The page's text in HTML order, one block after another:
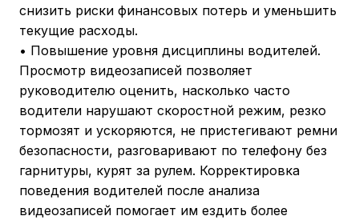
снизить риски финансовых потерь и уменьшить
текущие расходы.
• Повышение уровня дисциплины водителей.
Просмотр видеозаписей позволяет
руководителю оценить, насколько часто
водители нарушают скоростной режим, резко
тормозят и ускоряются, не пристегивают ремни
безопасности, разговаривают по телефону без
гарнитуры, курят за рулем. Корректировка
поведения водителей после анализа
видеозаписей помогает им ездить более